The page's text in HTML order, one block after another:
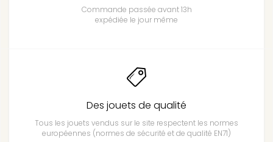
Commande passée avant 13h
expédiée le jour même
Des jouets de qualité
Tous les jouets vendus sur le site respectent les normes
européennes (normes de sécurité et de qualité EN71)